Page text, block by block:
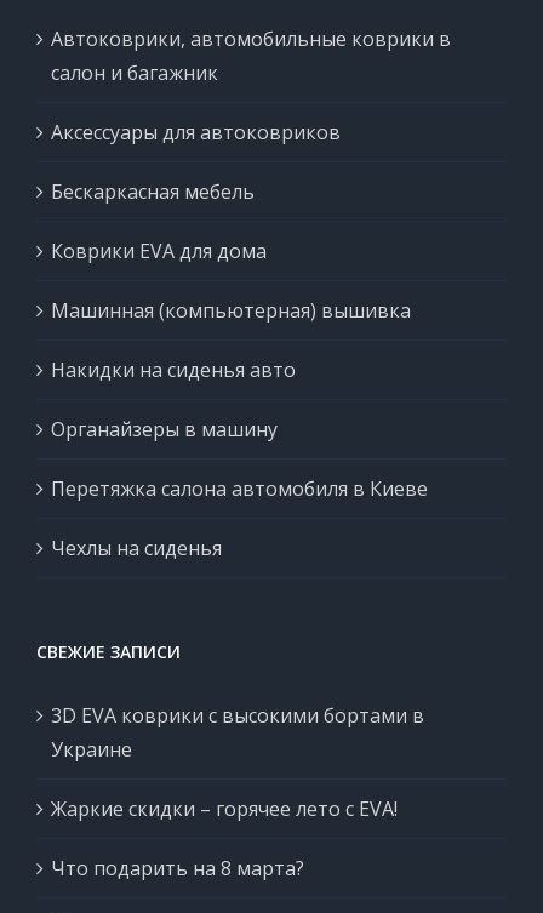
Автоковрики, автомобильные коврики в
салон и багажник
Аксессуары для автоковриков
Бескаркасная мебель
Коврики EVA для дома
Машинная (компьютерная) вышивка
Накидки на сиденья авто
Органайзеры в машину
Перетяжка салона автомобиля в Киеве
Чехлы на сиденья
СВЕЖИЕ ЗАПИСИ
3D EVA коврики с высокими бортами в
Украине
Жаркие скидки – горячее лето с EVA!
Что подарить на 8 марта?